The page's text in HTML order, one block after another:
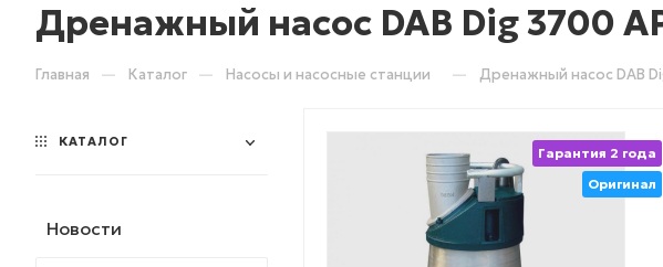
Дренажный насос DAB Dig 3700
Главная — Каталог — Насосы и насосные станции — Дренажный насос DAB
Гарантия 2 года
Оригинал
КАТАЛОГ
Новости